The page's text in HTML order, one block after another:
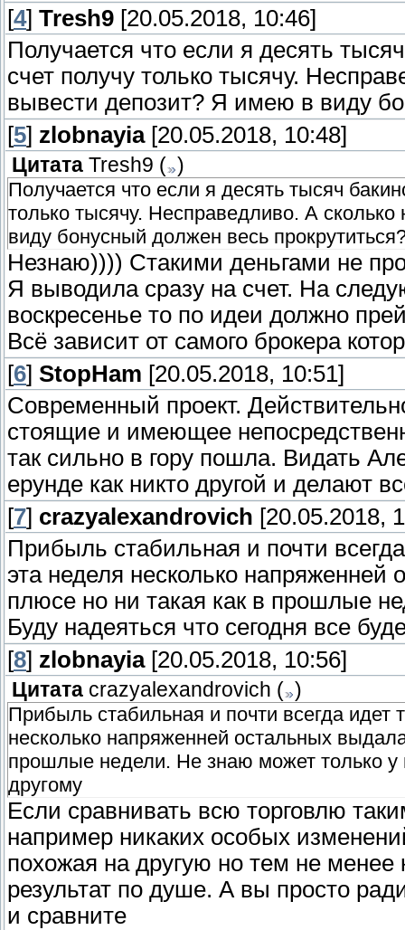
[4] Tresh9 [20.05.2018, 10:46]
Получается что если я десять
счет получу только тысячу.
вывести депозит? Я имею в виду
[5] zlobnayia[20.05.2018, 10:48]
Цитата Tresh9 ( )
Получается что если я десять тысяч
только тысячу. Несправедливо. А
виду бонусный должен весь
Незнаю)))) Стакими деньгами не
Я выводила сразу на счет. На
воскресенье то по идеи должно
Всё зависит от самого брокера
[6] StopHam [20.05.2018, 10:51]
Современный проект.
стоящие и имеющее
так сильно в гору пошла. Видать
ерунде как никто другой и делают
[7] crazyalexandrovich [20.05.2018,
Прибыль стабильная и почти
эта неделя несколько
плюсе но ни такая как в прошлые
Буду надеяться что сегодня все
[8] zlobnayia[20.05.2018, 10:56]
Цитата crazyalexandrovich ( )
Прибыль стабильная и почти всегда
несколько напряженней остальных
прошлые недели. Не знаю может только у
другому
Если сравнивать всю торговлю
например никаких особых
похожая на другую но тем не менее
результат по душе. А вы просто
и сравните